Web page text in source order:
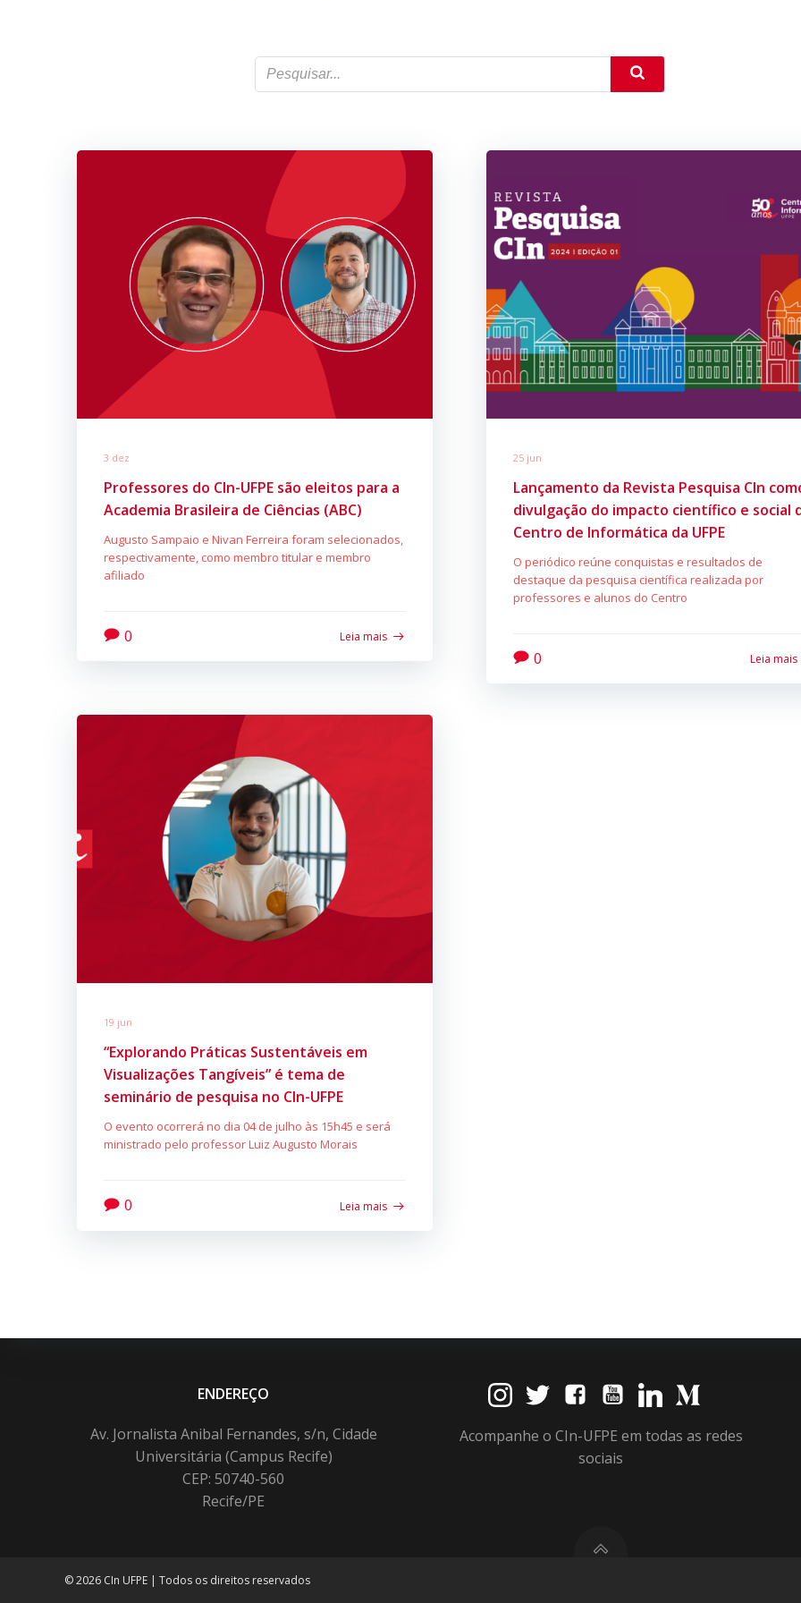
3 dez
Professores do CIn-UFPE são eleitos para a
Academia Brasileira de Ciências (ABC)
Augusto Sampaio e Nivan Ferreira foram selecionados,
respectivamente, como membro titular e membro
afiliado
0 Leia mais
25 jun
Lançamento da Revista Pesquisa CIn
divulgação do impacto científico e social
Centro de Informática da UFPE
O periódico reúne conquistas e resultados de
destaque da pesquisa científica realizada por
professores e alunos do Centro
0 Leia mais
19 jun
“Explorando Práticas Sustentáveis em
Visualizações Tangíveis” é tema de
seminário de pesquisa no CIn-UFPE
O evento ocorrerá no dia 04 de julho às 15h45 e será
ministrado pelo professor Luiz Augusto Morais
0 Leia mais
ENDEREÇO
Av. Jornalista Anibal Fernandes, s/n, Cidade
Universitária (Campus Recife)
CEP: 50740-560
Recife/PE
Acompanhe o CIn-UFPE em todas as redes
sociais
© 2026 CIn UFPE | Todos os direitos reservados